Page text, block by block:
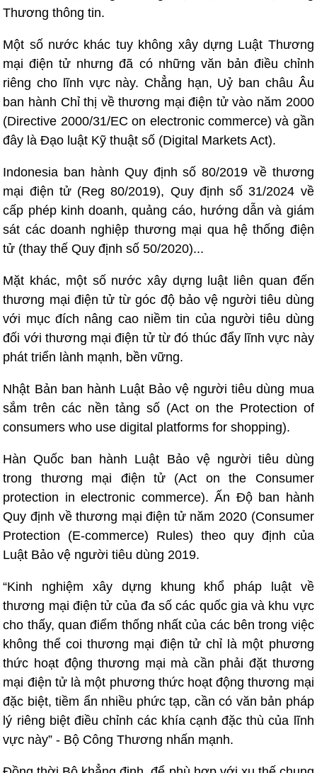
Thương thông tin.
Một số nước khác tuy không xây dựng Luật Thương
mại điện tử nhưng đã có những văn bản điều chỉnh
riêng cho lĩnh vực này. Chẳng hạn, Uỷ ban châu Âu
ban hành Chỉ thị về thương mại điện tử vào năm 2000
(Directive 2000/31/EC on electronic commerce) và gần
đây là Đạo luật Kỹ thuật số (Digital Markets Act).
Indonesia ban hành Quy định số 80/2019 về thương
mại điện tử (Reg 80/2019), Quy định số 31/2024 về
cấp phép kinh doanh, quảng cáo, hướng dẫn và giám
sát các doanh nghiệp thương mại qua hệ thống điện
tử (thay thế Quy định số 50/2020)...
Mặt khác, một số nước xây dựng luật liên quan đến
thương mại điện tử từ góc độ bảo vệ người tiêu dùng
với mục đích nâng cao niềm tin của người tiêu dùng
đối với thương mại điện tử từ đó thúc đẩy lĩnh vực này
phát triển lành mạnh, bền vững.
Nhật Bản ban hành Luật Bảo vệ người tiêu dùng mua
sắm trên các nền tảng số (Act on the Protection of
consumers who use digital platforms for shopping).
Hàn Quốc ban hành Luật Bảo vệ người tiêu dùng
trong thương mại điện tử (Act on the Consumer
protection in electronic commerce). Ấn Độ ban hành
Quy định về thương mại điện tử năm 2020 (Consumer
Protection (E-commerce) Rules) theo quy định của
Luật Bảo vệ người tiêu dùng 2019.
“Kinh nghiệm xây dựng khung khổ pháp luật về
thương mại điện tử của đa số các quốc gia và khu vực
cho thấy, quan điểm thống nhất của các bên trong việc
không thể coi thương mại điện tử chỉ là một phương
thức hoạt động thương mại mà cần phải đặt thương
mại điện tử là một phương thức hoạt động thương mại
đặc biệt, tiềm ẩn nhiều phức tạp, cần có văn bản pháp
lý riêng biệt điều chỉnh các khía cạnh đặc thù của lĩnh
vực này” - Bộ Công Thương nhấn mạnh.